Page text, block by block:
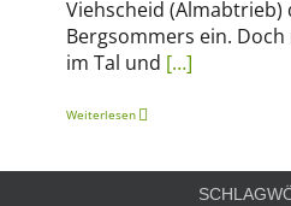
Viehscheid (Almabtrieb)
Bergsommers ein.
im Tal und […]
Weiterlesen